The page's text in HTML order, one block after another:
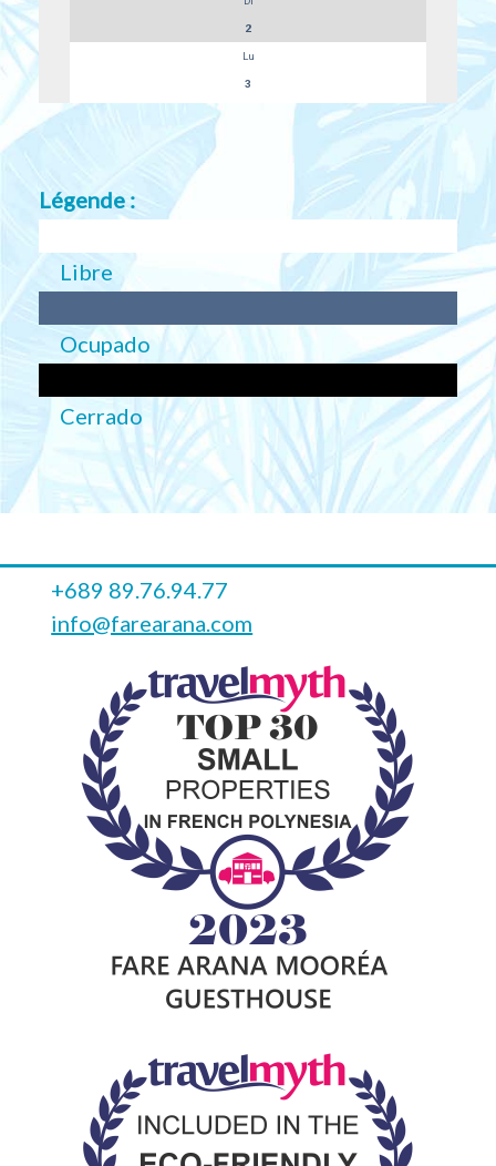
Légende :
Libre
Ocupado
Cerrado
+689 89.76.94.77
info@farearana.com